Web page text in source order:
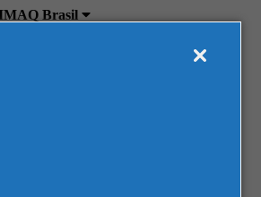
Brasil
Sul